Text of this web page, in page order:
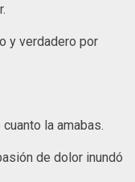
y verdadero por
la amabas.
de dolor inundó